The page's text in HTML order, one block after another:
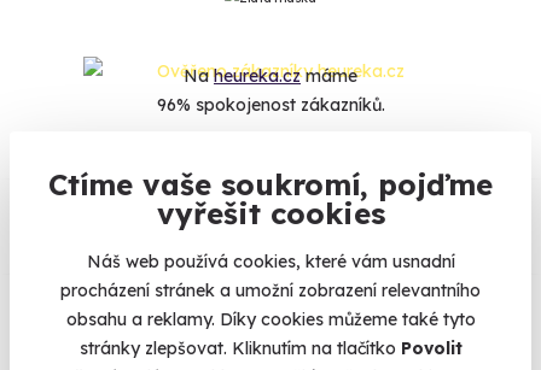
Ctíme vaše soukromí, pojďme
vyřešit cookies
Náš web používá cookies, které vám usnadní
procházení stránek a umožní zobrazení relevantního
obsahu a reklamy. Díky cookies můžeme také tyto
stránky zlepšovat. Kliknutím na tlačítko Povolit
Naheureka.czmáme
96% spokojenost zákazníků.
Co si o nás myslí
Zobraz ohlasy
Vše umíme pojistit